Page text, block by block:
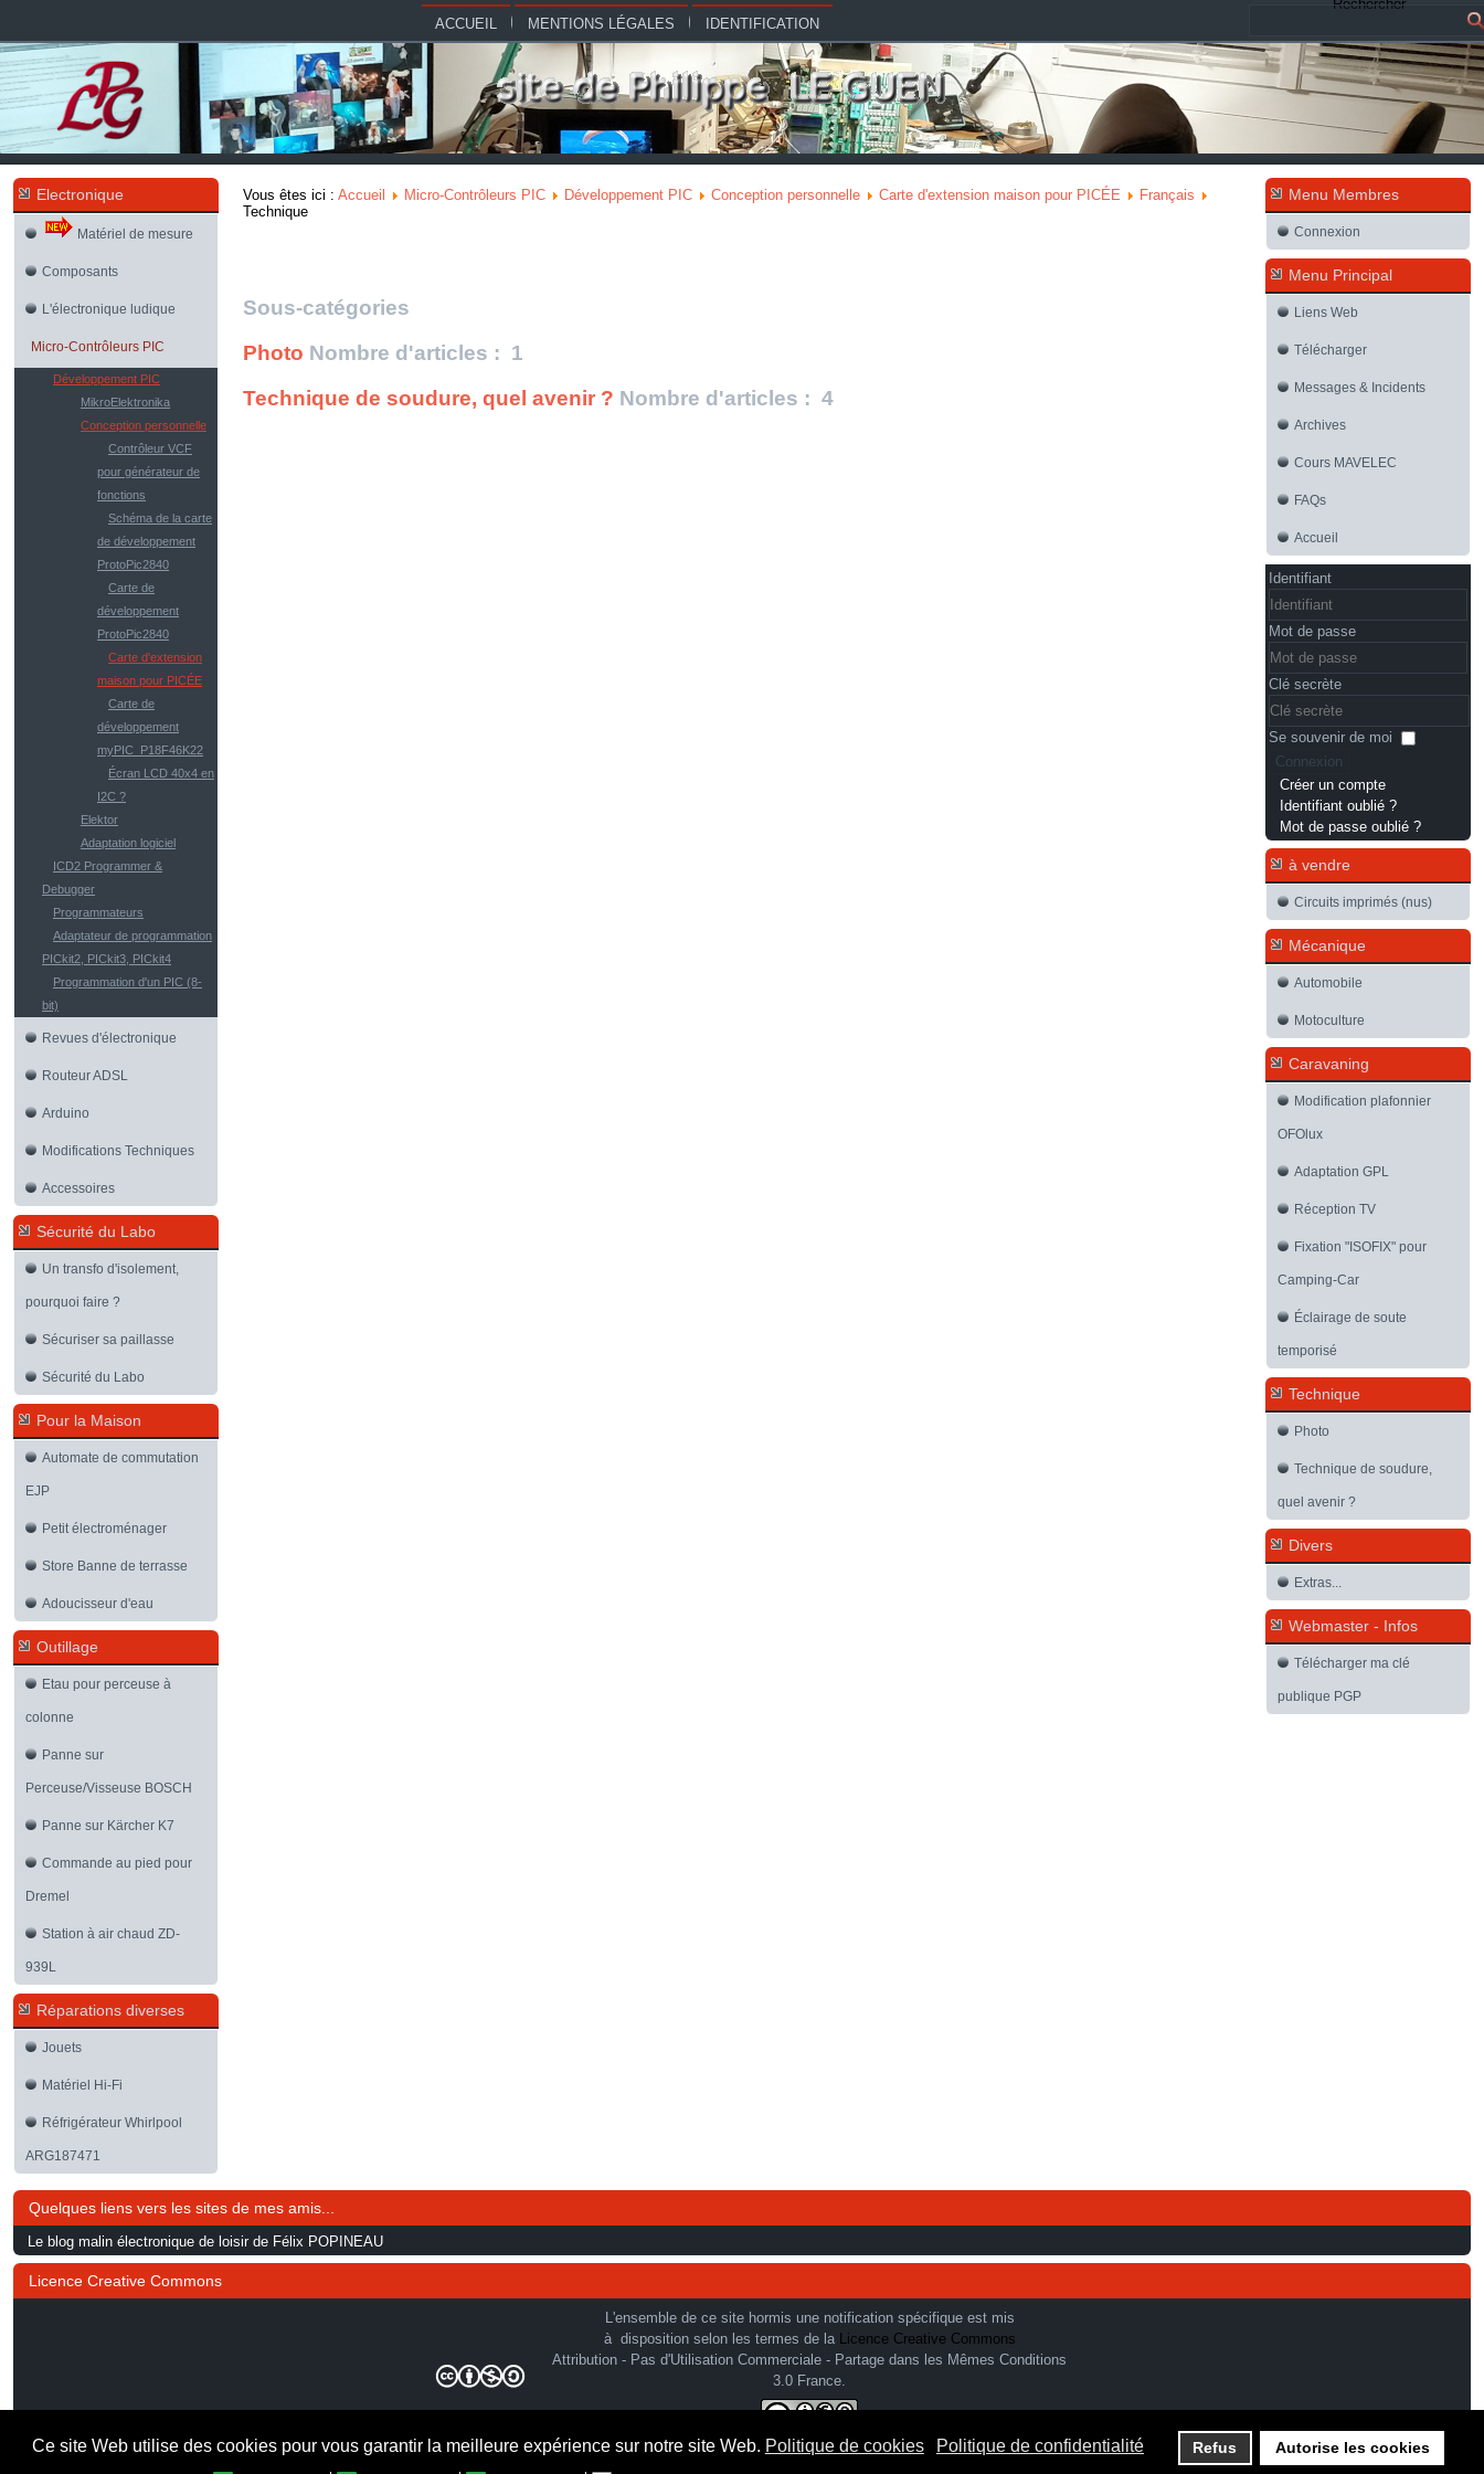
Ce site Web utilise des cookies pour vous garantir la meilleure expérience sur notre site Web. Politique de cookies Politique de confidentialité Refus
Autorise les cookies
Rechercher
ACCUEIL
MENTIONS LÉGALES IDENTIFICATION
Electronique
Matériel de mesure
Composants
L'électronique ludique
Micro-Contrôleurs PIC
Développement PIC
MikroElektronika
Conception personnelle
Contrôleur VCF
pour générateur de
fonctions
Schéma de la carte
de développement
ProtoPic2840
Carte de
développement
ProtoPic2840
Carte d'extension
maison pour PICÉE
Carte de
développement
myPIC_P18F46K22
Écran LCD 40x4 en
I2C ?
Elektor
Adaptation logiciel
ICD2 Programmer &
Debugger
Programmateurs
Adaptateur de programmation
PICkit2, PICkit3, PICkit4
Programmation d'un PIC (8-
bit)
Revues d'électronique
Routeur ADSL
Arduino
Modifications Techniques
Accessoires
Sécurité du Labo
Un transfo d'isolement,
pourquoi faire ?
Sécuriser sa paillasse
Sécurité du Labo
Pour la Maison
Automate de commutation
EJP
Petit électroménager
Store Banne de terrasse
Adoucisseur d'eau
Outillage
Etau pour perceuse à
colonne
Panne sur
Perceuse/Visseuse BOSCH
Panne sur Kärcher K7
Commande au pied pour
Dremel
Station à air chaud ZD-
939L
Réparations diverses
Jouets
Matériel Hi-Fi
Réfrigérateur Whirlpool
ARG187471
Vous êtes ici : Accueil Micro-Contrôleurs PIC Développement PIC Conception personnelle Carte d'extension maison pour PICÉE
Français
Technique
Sous-catégories
Photo Nombre d'articles : 1
Technique de soudure, quel avenir ? Nombre d'articles : 4
Menu Membres
Connexion
Menu Principal
Liens Web
Télécharger
Messages & Incidents
Archives
Cours MAVELEC
FAQs
Accueil
Identifiant
Mot de passe
Clé secrète
Se souvenir de moi
Connexion
Créer un compte
Identifiant oublié ?
Mot de passe oublié ?
à vendre
Circuits imprimés (nus)
Mécanique
Automobile
Motoculture
Caravaning
Modification plafonnier
OFOlux
Adaptation GPL
Réception TV
Fixation "ISOFIX" pour
Camping-Car
Éclairage de soute
temporisé
Technique
Photo
Technique de soudure,
quel avenir ?
Divers
Extras...
Webmaster - Infos
Télécharger ma clé
publique PGP
Quelques liens vers les sites de mes amis...
Le blog malin électronique de loisir de Félix POPINEAU
Licence Creative Commons
L'ensemble de ce site hormis une notification spécifique est mis
à disposition selon les termes de la Licence Creative Commons
Attribution - Pas d'Utilisation Commerciale - Partage dans les Mêmes Conditions
3.0 France.